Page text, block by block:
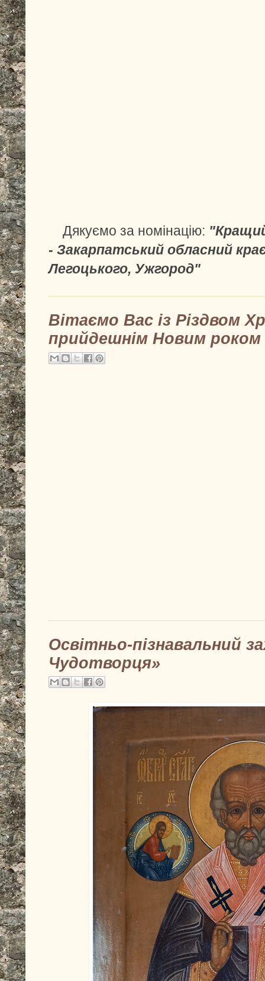
Дякуємо за номінацію:
- Закарпатський обласний
Легоцького, Ужгород"
Вітаємо Вас із Різдвом
прийдешнім Новим роком
Освітньо-пізнавальний
Чудотворця»